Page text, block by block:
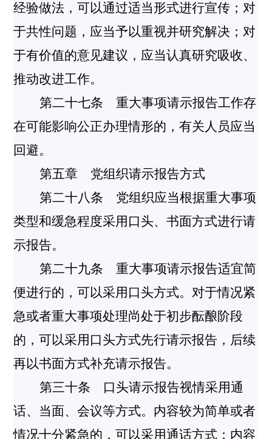
经验做法，可以通过适当形式进行宣传；对
于共性问题，应当予以重视并研究解决；对
于有价值的意见建议，应当认真研究吸收、
推动改进工作。
第二十七条 重大事项请示报告工作存
在可能影响公正办理情形的，有关人员应当
回避。
第五章 党组织请示报告方式
第二十八条 党组织应当根据重大事项
类型和缓急程度采用口头、书面方式进行请
示报告。
第二十九条 重大事项请示报告适宜简
便进行的，可以采用口头方式。对于情况紧
急或者重大事项处理尚处于初步酝酿阶段
的，可以采用口头方式先行请示报告，后续
再以书面方式补充请示报告。
第三十条 口头请示报告视情采用通
话、当面、会议等方式。内容较为简单或者
情况十分紧急的，可以采用通话方式；内容